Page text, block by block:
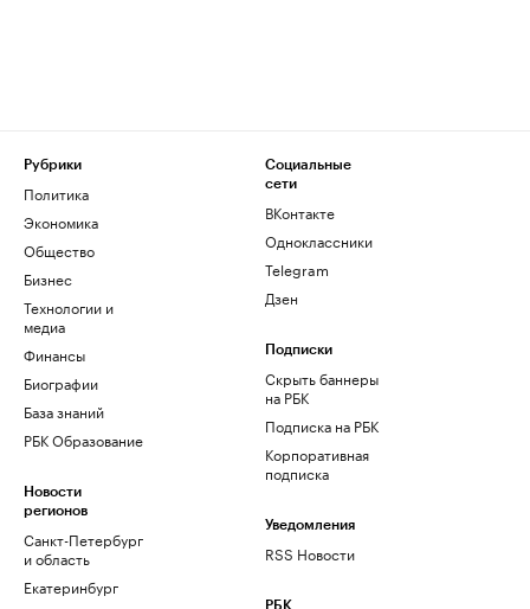
Рубрики
Политика
Экономика
Общество
Бизнес
Технологии и
медиа
Финансы
Биографии
База знаний
РБК Образование
Новости
регионов
Санкт-Петербург
и область
Екатеринбург
Социальные
сети
ВКонтакте
Одноклассники
Telegram
Дзен
Подписки
Скрыть баннеры
на РБК
Подписка на РБК
Корпоративная
подписка
Уведомления
RSS Новости
РБК